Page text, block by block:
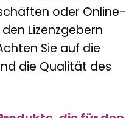
oder Online-
Lizenzgebern
Sie auf die
die Qualität des